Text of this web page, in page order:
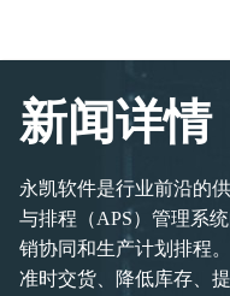
新闻详情
永凯软件是行业前沿的
与排程（APS）管理系
销协同和生产计划排程
准时交货、降低库存、